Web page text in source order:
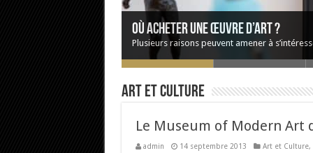
Où acheter une œuvre d’art ?
Plusieurs raisons peuvent amener à
Art et Culture
Le Museum of Modern Art
admin 14 septembre 2013 Art et Culture,